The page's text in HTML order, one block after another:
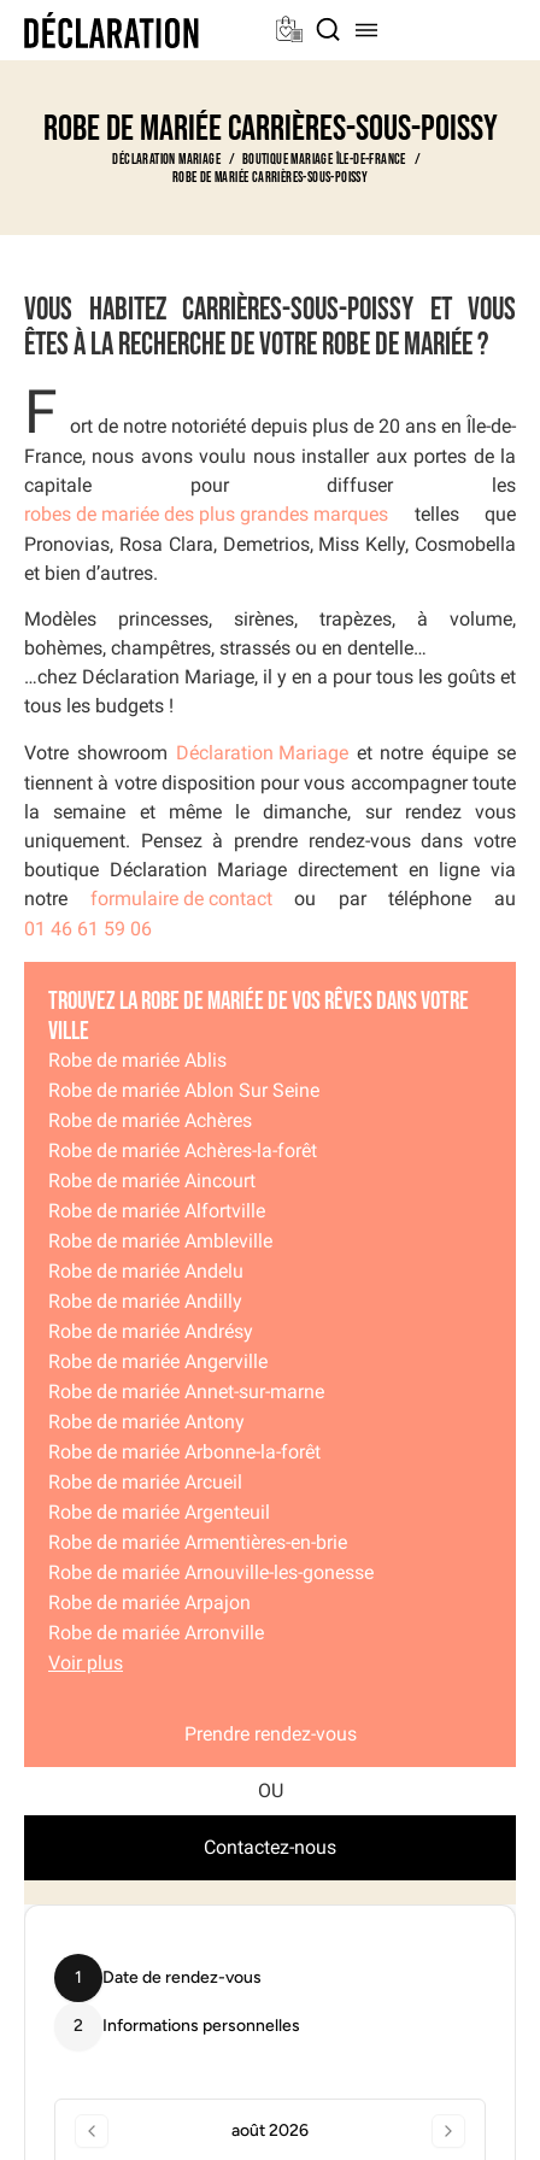
Robe de mariée Carrières-sous-poissy
Déclaration Mariage
Boutique Mariage Île-de-France
Robe de mariée Carrières-sous-poissy
Vous habitez Carrières-sous-poissy et vous
êtes à la recherche de votre robe de mariée ?
F ort de notre notoriété depuis plus de 20 ans en Île-de-
France, nous avons voulu nous installer aux portes de la
capitale pour diffuser les
robes de mariée des plus grandes marques telles que
Pronovias, Rosa Clara, Demetrios, Miss Kelly, Cosmobella
et bien d’autres.
Modèles princesses, sirènes, trapèzes, à volume,
bohèmes, champêtres, strassés ou en dentelle…
…chez Déclaration Mariage, il y en a pour tous les goûts et
tous les budgets !
Votre showroom Déclaration Mariageet notre équipe se
tiennent à votre disposition pour vous accompagner toute
la semaine et même le dimanche, sur rendez vous
uniquement. Pensez à prendre rendez-vous dans votre
boutique Déclaration Mariage directement en ligne via
notre formulaire de contactou par téléphone au
01 46 61 59 06
Trouvez la robe de mariée de vos rêves dans votre
ville
Robe de mariée Ablis
Robe de mariée Ablon Sur Seine
Robe de mariée Achères
Robe de mariée Achères-la-forêt
Robe de mariée Aincourt
Robe de mariée Alfortville
Robe de mariée Ambleville
Robe de mariée Andelu
Robe de mariée Andilly
Robe de mariée Andrésy
Robe de mariée Angerville
Robe de mariée Annet-sur-marne
Robe de mariée Antony
Robe de mariée Arbonne-la-forêt
Robe de mariée Arcueil
Robe de mariée Argenteuil
Robe de mariée Armentières-en-brie
Robe de mariée Arnouville-les-gonesse
Robe de mariée Arpajon
Robe de mariée Arronville
Voir plus
Prendre rendez-vous
Contactez-nous